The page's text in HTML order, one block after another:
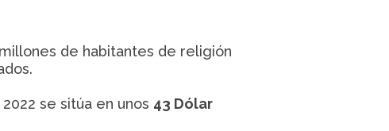
de habitantes de religión
se sitúa en unos 43 Dólar